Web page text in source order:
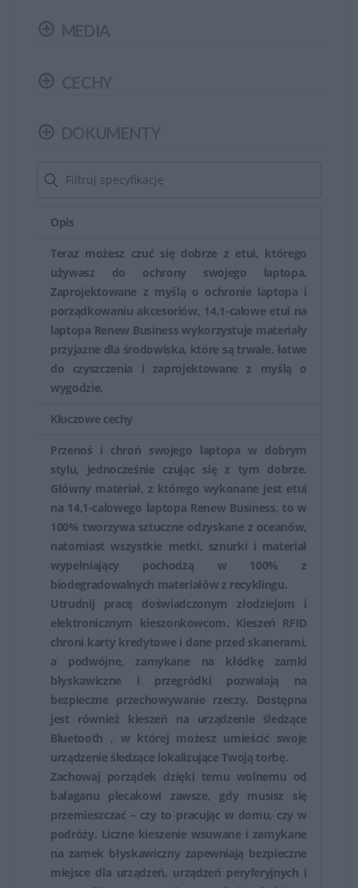
myszki, pendrive'y, dokumenty czy telefon komórkowy.
wytrzymałych materiałów, które zapewniają ochronę
przenoszenia w ręce oraz regulowany pasek na ramię,
pasują do designu laptopów marki HP, co daje spójny
Torby do notebooków HP są dedykowanymi
akcesoriami, które zapewniają ochronę i ułatwiają
przenoszenie przenośnych komputerów tej marki.
Dzięki różnorodności modeli i rozmiarów, można
wybrać torbę odpowiednią do konkretnego laptopa,
spełniając swoje potrzeby zarówno pod względem
dodatkowych akcesoriów.
Opis
Teraz możesz czuć się dobrze z etui, którego
używasz do ochrony swojego laptopa.
Zaprojektowane z myślą o ochronie laptopa i
porządkowaniu akcesoriów, 14,1-calowe etui na
laptopa Renew Business wykorzystuje materiały
przyjazne dla środowiska, które są trwałe, łatwe
do czyszczenia i zaprojektowane z myślą o
wygodzie.
Kluczowe cechy
Przenoś i chroń swojego laptopa w dobrym
stylu, jednocześnie czując się z tym dobrze.
Główny materiał, z którego wykonane jest etui
na 14,1-calowego laptopa Renew Business, to w
100% tworzywa sztuczne odzyskane z oceanów,
natomiast wszystkie metki, sznurki i materiał
wypełniający pochodzą w 100% z
biodegradowalnych materiałów z recyklingu.
Utrudnij pracę doświadczonym złodziejom i
elektronicznym kieszonkowcom. Kieszeń RFID
chroni karty kredytowe i dane przed skanerami,
a podwójne, zamykane na kłódkę zamki
błyskawiczne i przegródki pozwalają na
bezpieczne przechowywanie rzeczy. Dostępna
jest również kieszeń na urządzenie śledzące
Bluetooth , w której możesz umieścić swoje
urządzenie śledzące lokalizujące Twoją torbę.
Zachowaj porządek dzięki temu wolnemu od
bałaganu plecakowi zawsze, gdy musisz się
przemieszczać – czy to pracując w domu, czy w
podróży. Liczne kieszenie wsuwane i zamykane
na zamek błyskawiczny zapewniają bezpieczne
miejsce dla urządzeń, urządzeń peryferyjnych i